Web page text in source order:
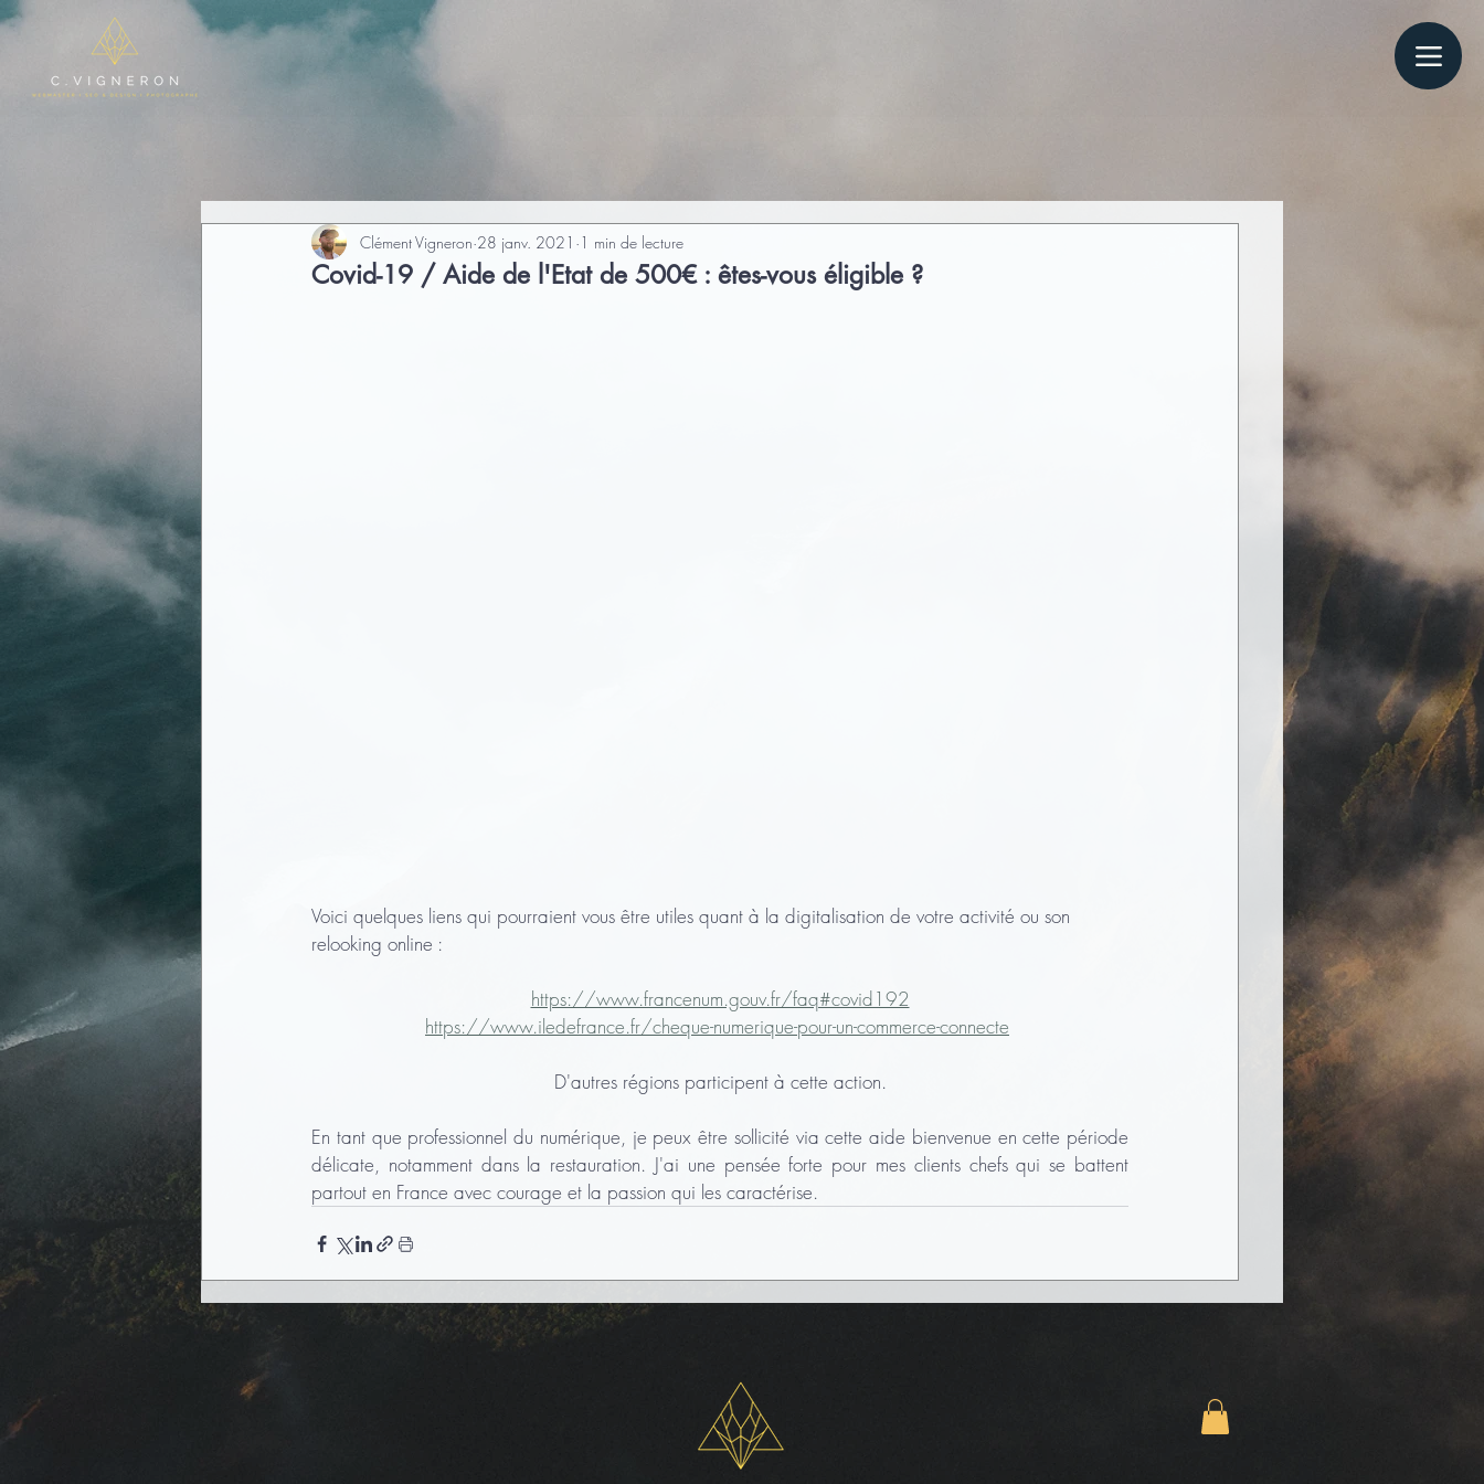
Covid-19 / Aide de l'Etat de 500€ : êtes-vous éligible ?
Clément Vigneron 28 janv. 2021 1 min de lecture
Voici quelques liens qui pourraient vous être utiles quant à la digitalisation de votre activité ou son
relooking online :
https://www.francenum.gouv.fr/faq#covid192
https://www.iledefrance.fr/cheque-numerique-pour-un-commerce-connecte
D'autres régions participent à cette action.
En tant que professionnel du numérique, je peux être sollicité via cette aide bienvenue en cette période
délicate, notamment dans la restauration. J'ai une pensée forte pour mes clients chefs qui se battent
partout en France avec courage et la passion qui les caractérise.